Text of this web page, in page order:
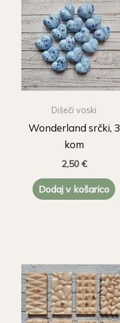
Dišeči voski
Wonderland srčki, 3
kom
2,50 €
Dodaj v košarico